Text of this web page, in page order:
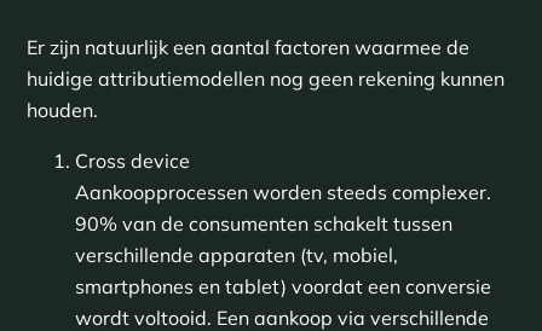
Er zijn natuurlijk een aantal factoren waarmee de
huidige attributiemodellen nog geen rekening kunnen
houden.
Cross device
Aankoopprocessen worden steeds complexer.
90% van de consumenten schakelt tussen
verschillende apparaten (tv, mobiel,
smartphones en tablet) voordat een conversie
wordt voltooid. Een aankoop via verschillende